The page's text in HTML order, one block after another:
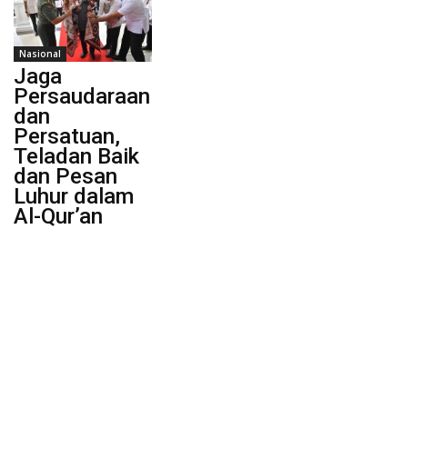
Nasional
Jaga
Persaudaraan
dan
Persatuan,
Teladan Baik
dan Pesan
Luhur dalam
Al-Qur’an